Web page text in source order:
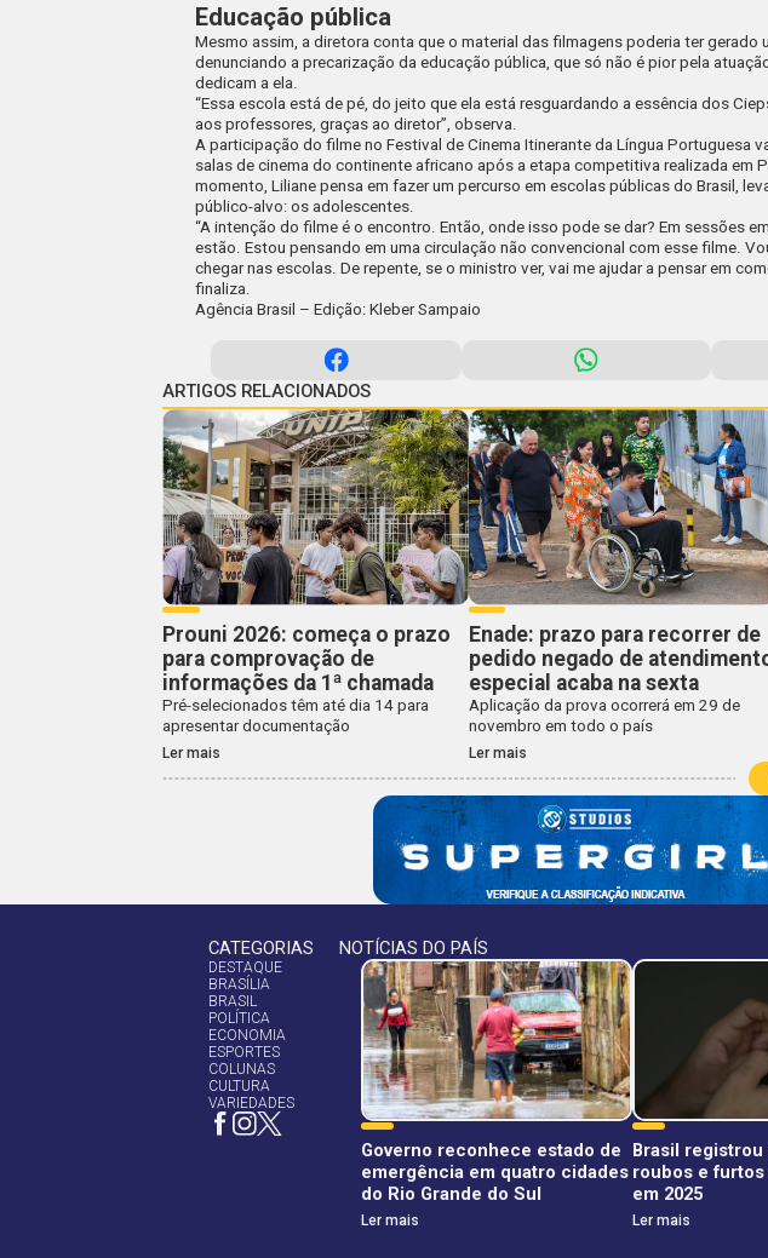
Educação pública
Mesmo assim, a diretora conta que o material das filmagens poderia ter gerado
denunciando a precarização da educação pública, que só não é pior pela
dedicam a ela.
“Essa escola está de pé, do jeito que ela está resguardando a essência dos
aos professores, graças ao diretor”, observa.
A participação do filme no Festival de Cinema Itinerante da Língua Portuguesa
salas de cinema do continente africano após a etapa competitiva realizada em
momento, Liliane pensa em fazer um percurso em escolas públicas do Brasil,
público-alvo: os adolescentes.
“A intenção do filme é o encontro. Então, onde isso pode se dar? Em sessões
estão. Estou pensando em uma circulação não convencional com esse filme.
chegar nas escolas. De repente, se o ministro ver, vai me ajudar a pensar em
finaliza.
Agência Brasil – Edição: Kleber Sampaio
ARTIGOS RELACIONADOS
Prouni 2026: começa o prazo
para comprovação de
informações da 1ª chamada
Pré-selecionados têm até dia 14 para
apresentar documentação
Ler mais
Enade: prazo para recorrer de
pedido negado de
especial acaba na sexta
Aplicação da prova ocorrerá em 29 de
novembro em todo o país
Ler mais
CATEGORIAS
DESTAQUE
BRASÍLIA
BRASIL
POLÍTICA
ECONOMIA
ESPORTES
COLUNAS
CULTURA
VARIEDADES
NOTÍCIAS DO PAÍS
Governo reconhece estado de
emergência em quatro cidades
do Rio Grande do Sul
Ler mais
Brasil registrou
roubos e
em 2025
Ler mais